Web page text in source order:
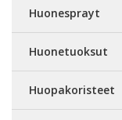
Huonesprayt
Huonetuoksut
Huopakoristeet